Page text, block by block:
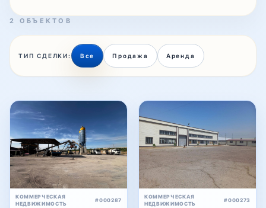
2 ОБЪЕКТОВ
ТИП СДЕЛКИ: Все Продажа Аренда
КОММЕРЧЕСКАЯ
НЕДВИЖИМОСТЬ
#000287
КОММЕРЧЕСКАЯ
НЕДВИЖИМОСТЬ
#000273